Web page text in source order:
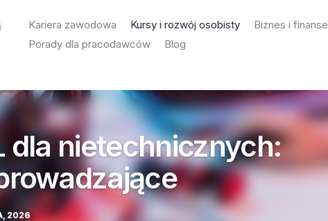
Kariera zawodowa Kursy i rozwój osobisty Biznes i finanse
Porady dla pracodawców
Blog
dla nietechnicznych:
2026